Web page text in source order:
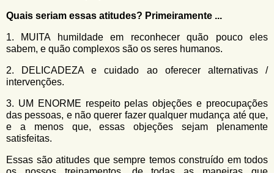
Quais seriam essas atitudes? Primeiramente ...
1. MUITA humildade em reconhecer quão pouco eles
sabem, e quão complexos são os seres humanos.
2. DELICADEZA e cuidado ao oferecer alternativas /
intervenções.
3. UM ENORME respeito pelas objeções e preocupações
das pessoas, e não querer fazer qualquer mudança até que,
e a menos que, essas objeções sejam plenamente
satisfeitas.
Essas são atitudes que sempre temos construído em todos